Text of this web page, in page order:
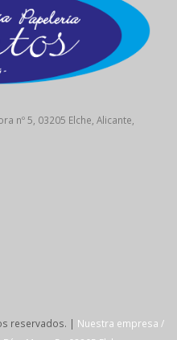
nº 5, 03205 Elche, Alicante,
reservados. | Nuestra empresa /